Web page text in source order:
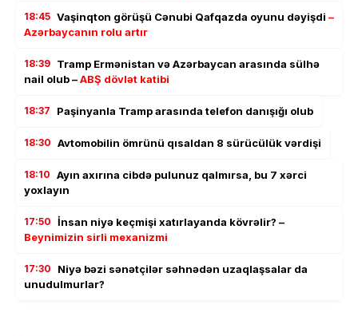
18:45 Vaşinqton görüşü Cənubi Qafqazda oyunu dəyişdi –
Azərbaycanın rolu artır
18:39 Tramp Ermənistan və Azərbaycan arasında sülhə
nail olub –ABŞ dövlət katibi
18:37 Paşinyanla Tramp arasında telefon danışığı olub
18:30 Avtomobilin ömrünü qısaldan 8 sürücülük vərdişi
18:10 Ayın axırına cibdə pulunuz qalmırsa, bu 7 xərci
yoxlayın
17:50 İnsan niyə keçmişi xatırlayanda kövrəlir? –
Beynimizin sirli mexanizmi
17:30
Niyə bəzi sənətçilər səhnədən uzaqlaşsalar da
unudulmurlar?